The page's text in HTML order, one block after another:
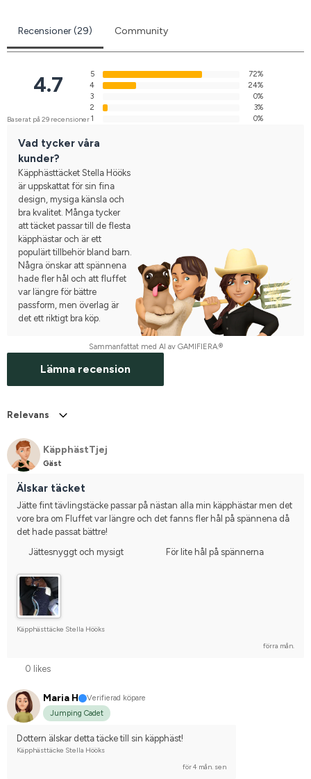
Recensioner (29) Community
4.7
Baserat på 29 recensioner
5
72%
4
24%
3
0%
2
3%
1
0%
Vad tycker våra
kunder?
Käpphästtäcket Stella Hööks
är uppskattat för sin fina
design, mysiga känsla och
bra kvalitet. Många tycker
att täcket passar till de flesta
käpphästar och är ett
populärt tillbehör bland barn.
Några önskar att spännena
hade fler hål och att fluffet
var längre för bättre
passform, men överlag är
det ett riktigt bra köp.
Sammanfattat med AI av GAMIFIERA.®
Lämna recension
Relevans
KäpphästTjej
Gäst
Älskar täcket
Jätte fint tävlingstäcke passar på nästan alla min käpphästar men det
vore bra om Fluffet var längre och det fanns fler hål på spännena då
det hade passat bättre!
Jättesnyggt och mysigt
För lite hål på spännerna
Käpphästtäcke Stella Hööks
förra mån.
0 likes
Maria H
Verifierad köpare
Jumping Cadet
Dottern älskar detta täcke till sin käpphäst!
Käpphästtäcke Stella Hööks
för 4 mån. sen